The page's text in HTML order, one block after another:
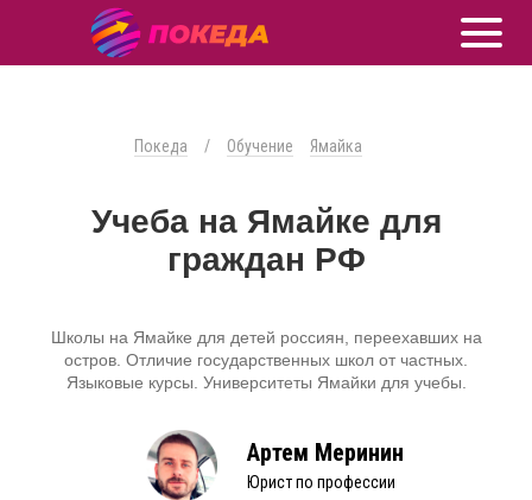
Покеда / Обучение Ямайка
Учеба на Ямайке для
граждан РФ
Школы на Ямайке для детей россиян, переехавших на
остров. Отличие государственных школ от частных.
Языковые курсы. Университеты Ямайки для учебы.
Артем Меринин
Юрист по профессии